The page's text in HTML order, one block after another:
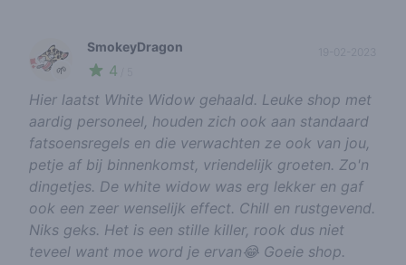
🌱
SmokeyDragon
4
19-02-2023
Hier laatst White Widow gehaald. Leuke shop met
aardig personeel, houden zich ook aan standaard
fatsoensregels en die verwachten ze ook van jou,
petje af bij binnenkomst, vriendelijk groeten. Zo'n
dingetjes. De white widow was erg lekker en gaf
ook een zeer wenselijk effect. Chill en rustgevend.
Niks geks. Het is een stille killer, rook dus niet
teveel want moe word je ervan😂 Goeie shop.